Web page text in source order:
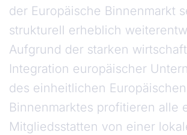
der Europäische Binnenmarkt
strukturell erheblich
Aufgrund der starken
Integration europäischer
des einheitlichen Europäischen
Binnenmarktes profitieren alle
Mitgliedsstatten von einer